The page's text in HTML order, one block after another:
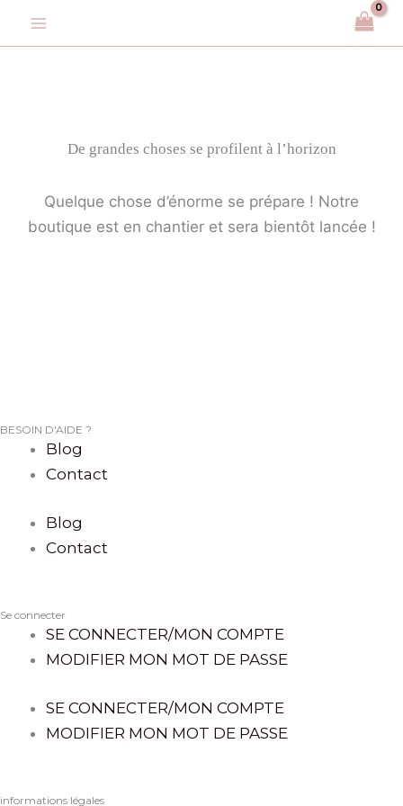
De grandes choses se profilent à l’horizon
Quelque chose d’énorme se prépare ! Notre
boutique est en chantier et sera bientôt lancée !
BESOIN D'AIDE ?
Blog
Contact
Blog
Contact
Se connecter
SE CONNECTER/MON COMPTE
MODIFIER MON MOT DE PASSE
SE CONNECTER/MON COMPTE
MODIFIER MON MOT DE PASSE
informations légales